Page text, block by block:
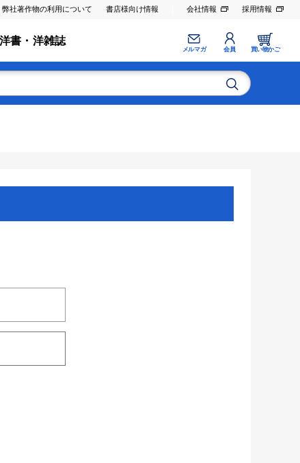
弊社著作物の利用について 書店様向け情報 会社情報 採用情報
洋書・洋雑誌
メルマガ 会員 買い物かご